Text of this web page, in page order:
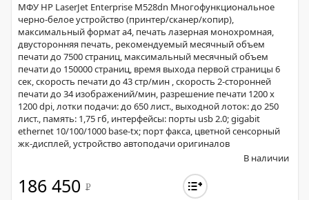
МФУ HP LaserJet Enterprise M528dn Многофункциональное
черно-белое устройство (принтер/сканер/копир),
максимальный формат a4, печать лазерная монохромная,
двусторонняя печать, рекомендуемый месячный объем
печати до 7500 страниц, максимальный месячный объем
печати до 150000 страниц, время выхода первой страницы 6
сек, скорость печати до 43 стр/мин , скорость 2-сторонней
печати до 34 изображений/мин, разрешение печати 1200 x
1200 dpi, лотки подачи: до 650 лист., выходной лоток: до 250
лист., память: 1,75 гб, интерфейсы: порты usb 2.0; gigabit
ethernet 10/100/1000 base-tx; порт факса, цветной сенсорный
жк-дисплей, устройство автоподачи оригиналов
В наличии
186 450 Р